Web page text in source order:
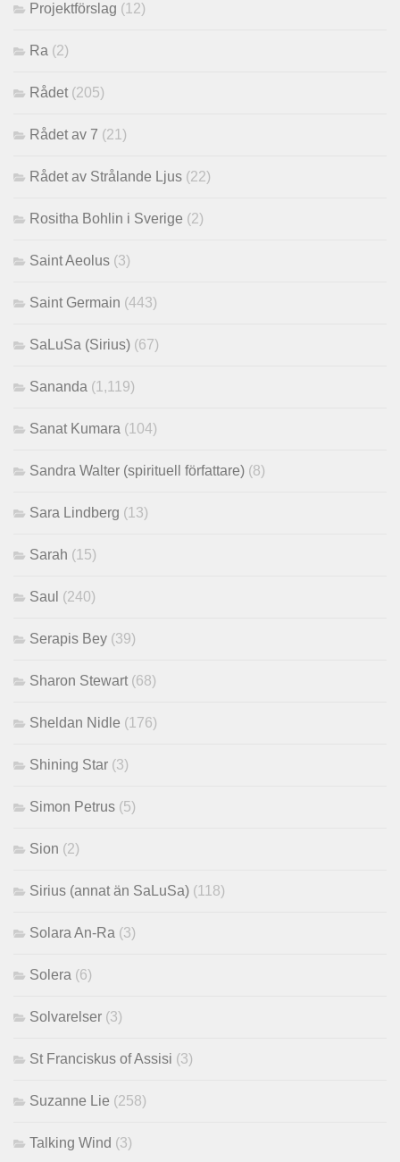
Projektförslag (12)
Ra (2)
Rådet (205)
Rådet av 7 (21)
Rådet av Strålande Ljus (22)
Rositha Bohlin i Sverige (2)
Saint Aeolus (3)
Saint Germain (443)
SaLuSa (Sirius) (67)
Sananda (1,119)
Sanat Kumara (104)
Sandra Walter (spirituell författare) (8)
Sara Lindberg (13)
Sarah (15)
Saul (240)
Serapis Bey (39)
Sharon Stewart (68)
Sheldan Nidle (176)
Shining Star (3)
Simon Petrus (5)
Sion (2)
Sirius (annat än SaLuSa) (118)
Solara An-Ra (3)
Solera (6)
Solvarelser (3)
St Franciskus of Assisi (3)
Suzanne Lie (258)
Talking Wind (3)